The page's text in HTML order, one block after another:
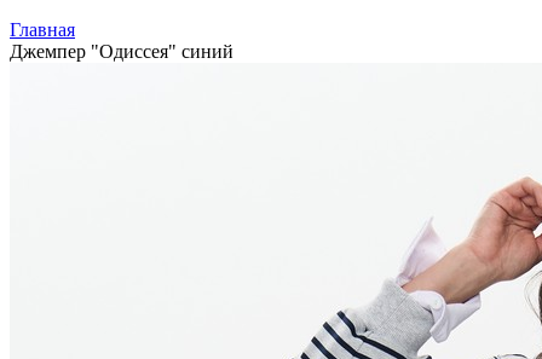
Главная
Джемпер "Одиссея" синий